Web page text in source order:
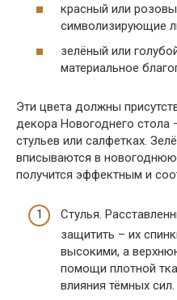
красный или
символизирующие
зелёный или
материальное
Эти цвета должны
декора Новогоднего стола
стульев или салфетках.
вписываются в
получится эффектным и
Стулья.
защитить – их
высокими, а
помощи плотной
влияния тёмных сил.